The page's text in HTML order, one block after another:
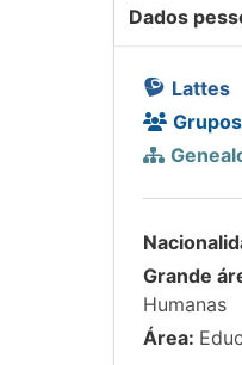
Dados
Lattes
Grande
Humanas
Área: